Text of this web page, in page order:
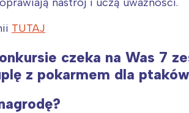
TUTAJ
czeka na Was 7
z pokarmem dla